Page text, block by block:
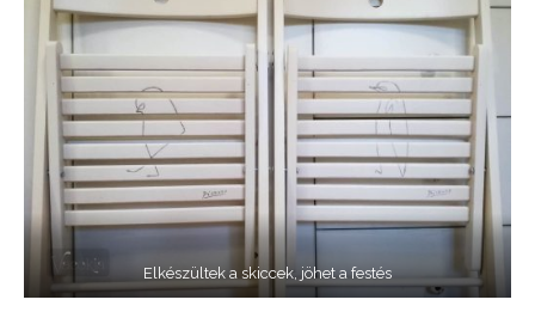
Elkészültek a skiccek, jöhet a festés